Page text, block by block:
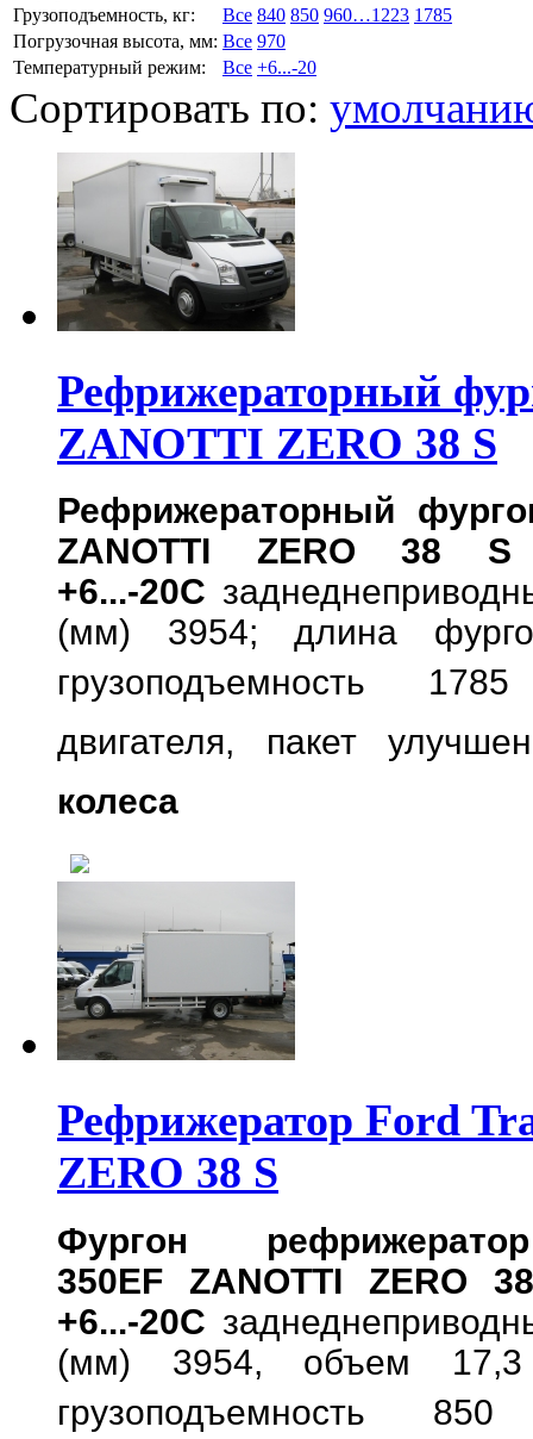
Грузоподъемность, кг:
Все 840 850 960…1223 1785
Погрузочная высота, мм: Все 970
Температурный режим:
Все +6...-20
Сортировать по:
Рефрижераторный
ZANOTTI ZERO 38 S
Рефрижераторный
ZANOTTI ZERO 38
+6...-20С
(мм) 3954; длина
грузоподъемность
двигателя, пакет
колеса
Рефрижератор Ford
ZERO 38 S
Фургон
350EF
ZANOTTI
+6...-20С
(мм) 3954, объем
грузоподъемность 850